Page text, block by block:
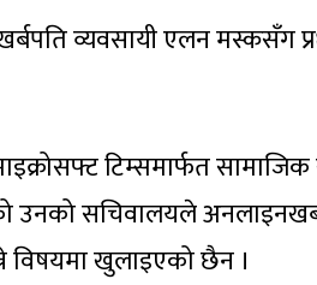
व्यवसायी एलन मस्कसँग
टिम्समार्फत
उनको सचिवालयले
विषयमा खुलाइएको छैन ।